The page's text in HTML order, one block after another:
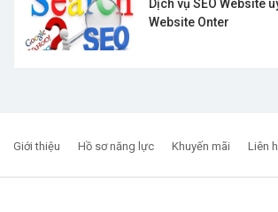
Dịch vụ SEO Website
Website Onter
Giới thiệu Hồ sơ năng lực Khuyến mãi Liên